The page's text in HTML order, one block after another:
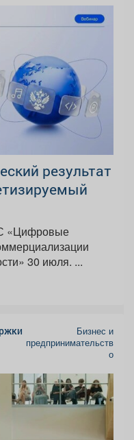
результат
«Цифровые
интеллектуальной собственности» 30 июля. ...
Бизнес и
предпринимательств
о